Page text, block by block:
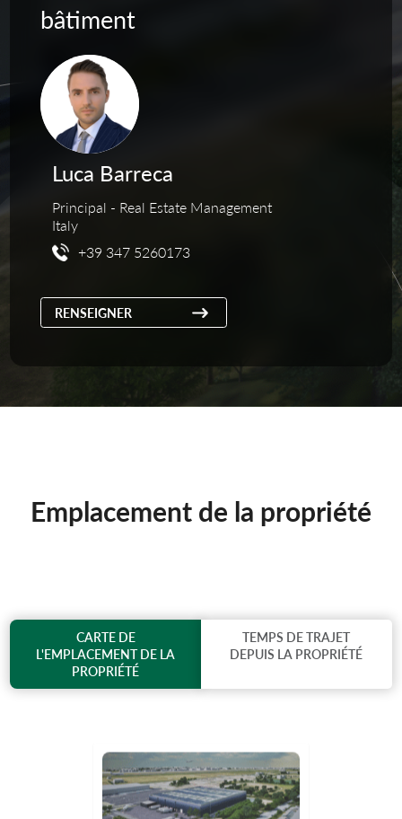
bâtiment
Luca Barreca
Principal - Real Estate Management
Italy
+39 347 5260173
RENSEIGNER
Emplacement de la propriété
CARTE DE
L'EMPLACEMENT DE LA
PROPRIÉTÉ
TEMPS DE TRAJET
DEPUIS LA PROPRIÉTÉ